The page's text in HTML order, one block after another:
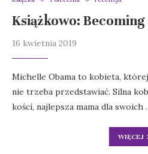
Książkowo:
16 kwietnia 2019
Michelle Obama to kobieta,
nie trzeba przedstawiać. Silna
kości, najlepsza mama dla swoich
WIĘCEJ